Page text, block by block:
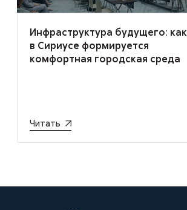
Инфраструктура будущего: как
в Сириусе формируется
комфортная городская среда
Читать